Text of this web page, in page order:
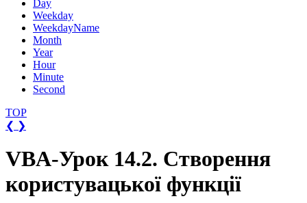
Day
Weekday
WeekdayName
Month
Year
Hour
Minute
Second
TOP
❮ ❯
VBA-Урок 14.2. Створення
користувацької функції